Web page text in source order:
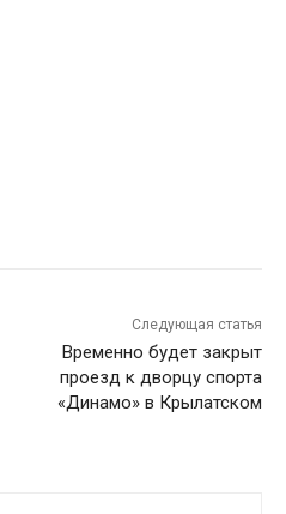
Следующая статья
Временно будет закрыт
проезд к дворцу спорта
«Динамо» в Крылатском